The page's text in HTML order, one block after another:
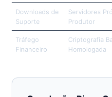
Downloads de
Suporte
Servidores
Produtor
Tráfego
Financeiro
Criptografia
Homologada